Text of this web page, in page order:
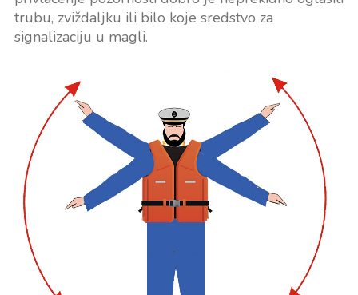
trubu, zviždaljku ili bilo koje sredstvo za
signalizaciju u magli.